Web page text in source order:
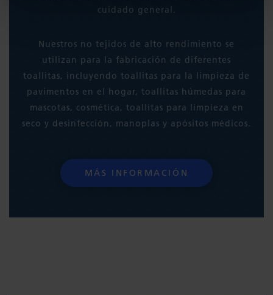
cuidado general.
Nuestros no tejidos de alto rendimiento se
utilizan para la fabricación de diferentes
toallitas, incluyendo toallitas para la limpieza de
pavimentos en el hogar, toallitas húmedas para
mascotas, cosmética, toallitas para limpieza en
seco y desinfección, manoplas y apósitos médicos.
MÁS INFORMACIÓN